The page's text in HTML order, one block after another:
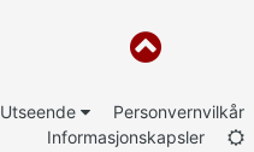
Utseende Personvernvilkår
Informasjonskapsler